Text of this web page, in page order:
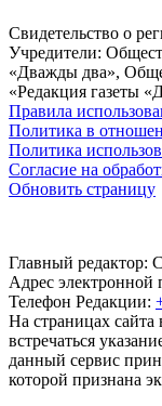
Свидетельство о
Учредители:
«Дважды два»,
«Редакция газеты
Правила
Политика в
Политика
Согласие на
Обновить страницу
Главный редактор:
Адрес электронной
Телефон Редакции:
На страницах
встречаться
данный сервис
которой признана